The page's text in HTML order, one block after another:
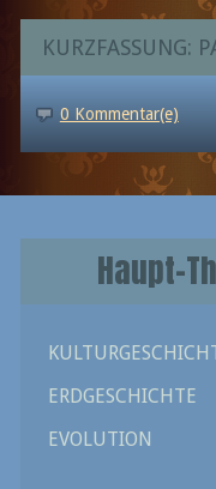
KURZFASSUNG:
0 Kommentar(e)
Haupt-
ERDGESCHICHTE
EVOLUTION